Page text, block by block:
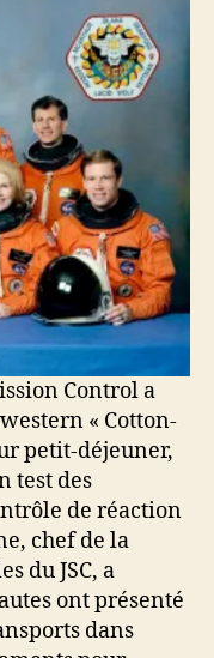
Control a
« Cotton-
petit-déjeuner,
test des
de réaction
chef de la
du JSC, a
ont présenté
dans